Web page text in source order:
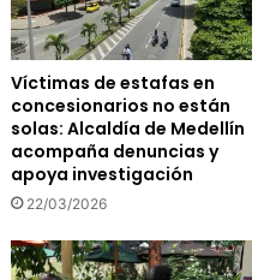
Víctimas de estafas en
concesionarios no están
solas: Alcaldía de Medellín
acompaña denuncias y
apoya investigación
22/03/2026